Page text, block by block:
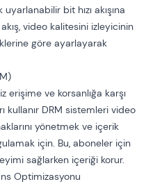
bit hızı akışına
video kalitesini izleyicinin
göre ayarlayarak
erişime ve korsanlığa karşı
kullanır DRM sistemleri video
yönetmek ve içerik
için. Bu, aboneler için
sağlarken içeriği korur.
Optimizasyonu